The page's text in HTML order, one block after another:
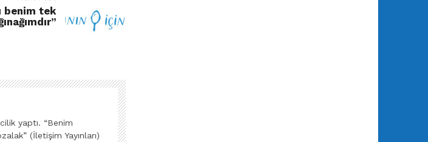
benim tek
yaptı. “Benim
(İletişim Yayınları)